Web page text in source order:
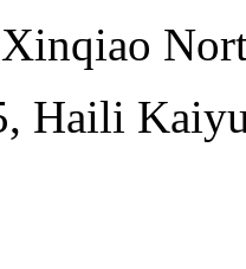
Haili